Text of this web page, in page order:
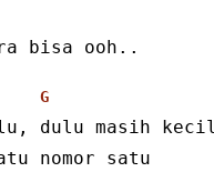
bisa ooh..
G
dulu masih kecil
nomor satu